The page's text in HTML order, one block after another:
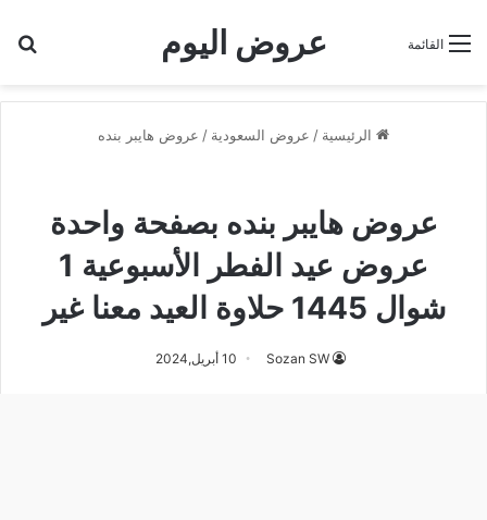
عروض اليوم القائمة
الرئيسية / عروض السعودية / عروض هايبر بنده
عروض هايبر بنده بصفحة واحدة
عروض عيد الفطر الأسبوعية 1
شوال 1445 حلاوة العيد معنا غير
Sozan SW 10 أبريل,2024